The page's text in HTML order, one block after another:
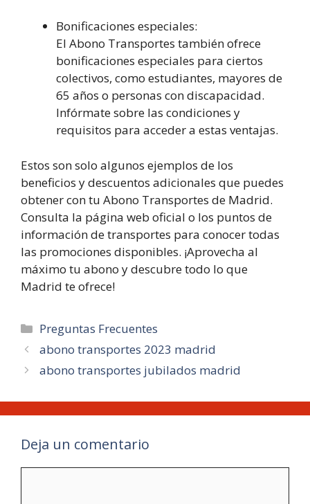
Bonificaciones especiales:
El Abono Transportes también ofrece
bonificaciones especiales para ciertos
colectivos, como estudiantes, mayores de
65 años o personas con discapacidad.
Infórmate sobre las condiciones y
requisitos para acceder a estas ventajas.
Estos son solo algunos ejemplos de los
beneficios y descuentos adicionales que puedes
obtener con tu Abono Transportes de Madrid.
Consulta la página web oficial o los puntos de
información de transportes para conocer todas
las promociones disponibles. ¡Aprovecha al
máximo tu abono y descubre todo lo que
Madrid te ofrece!
Categorías
Preguntas Frecuentes
abono transportes 2023 madrid
abono transportes jubilados madrid
Deja un comentario